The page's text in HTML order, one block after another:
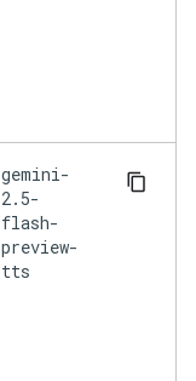
gemini-
2.5-
flash-
preview-
tts